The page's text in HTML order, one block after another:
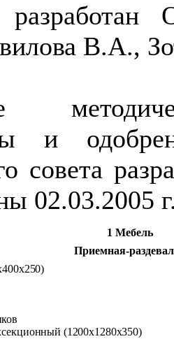
разработан
В.А.,
и
совета
02.03.2005
1 Мебель
Приемная-
(1200x1280x350)